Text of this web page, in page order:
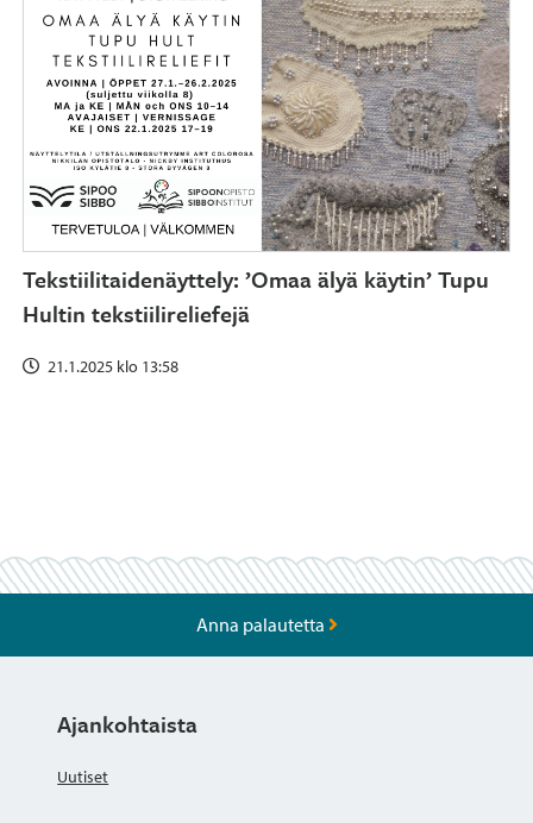
Tekstiilitaidenäyttely: ’Omaa älyä käytin’ Tupu
Hultin tekstiilireliefejä
21.1.2025 klo 13:58
Anna palautetta
Ajankohtaista
Uutiset